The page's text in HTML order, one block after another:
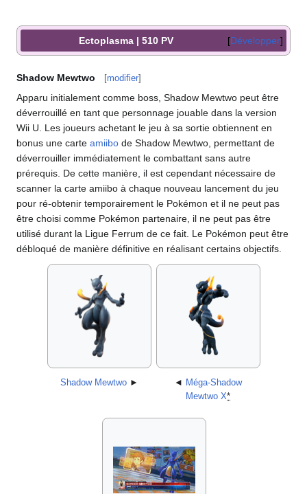
Développer
Ectoplasma | 510 PV
Shadow Mewtwo [modifier]
Apparu initialement comme boss, Shadow Mewtwo peut être
déverrouillé en tant que personnage jouable dans la version
Wii U. Les joueurs achetant le jeu à sa sortie obtiennent en
bonus une carte amiibo de Shadow Mewtwo, permettant de
déverrouiller immédiatement le combattant sans autre
prérequis. De cette manière, il est cependant nécessaire de
scanner la carte amiibo à chaque nouveau lancement du jeu
pour ré-obtenir temporairement le Pokémon et il ne peut pas
être choisi comme Pokémon partenaire, il ne peut pas être
utilisé durant la Ligue Ferrum de ce fait. Le Pokémon peut être
débloqué de manière définitive en réalisant certains objectifs.
Shadow Mewtwo► ◄ Méga-Shadow
Mewtwo X*